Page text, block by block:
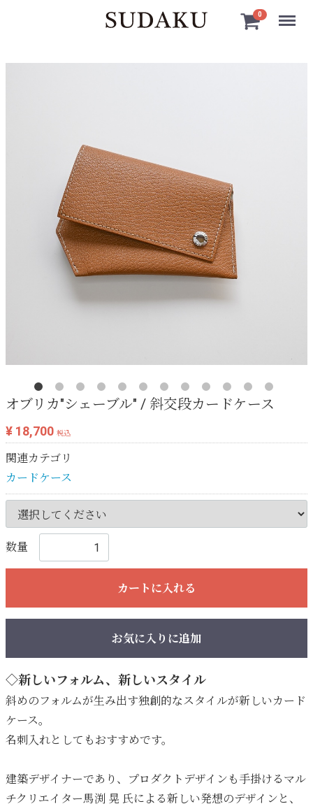
0 Menu
オブリカ"シェーブル" / 斜交段カードケース
¥ 18,700 税込
関連カテゴリ
カードケース
数量
カートに入れる
お気に入りに追加
◇新しいフォルム、新しいスタイル
斜めのフォルムが生み出す独創的なスタイルが新しいカード
ケース。
名刺入れとしてもおすすめです。
建築デザイナーであり、プロダクトデザインも手掛けるマル
チクリエイター馬渕 晃 氏による新しい発想のデザインと、